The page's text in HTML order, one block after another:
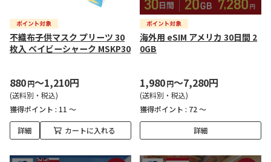
不織布子供マスク プリーツ 30
枚入 ベイビーシャーク MSKP30
880円～1,210円
(送料別・税込)
獲得ポイント : 11 ～
詳細 カートに入れる
海外用 eSIM アメリカ 30日間 2
0GB
1,980円～7,280円
(送料別・税込)
獲得ポイント : 72 ～
詳細